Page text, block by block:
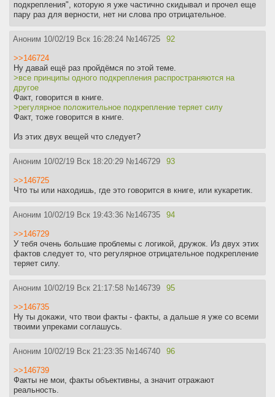
подкрепления", которую я уже частично скидывал и прочел еще
пару раз для верности, нет ни слова про отрицательное.
Аноним 10/02/19 Вск 16:28:24 №146725 92
>>146724
Ну давай ещё раз пройдёмся по этой теме.
>все принципы одного подкрепления распространяются на
другое
Факт, говорится в книге.
>регулярное положительное подкрепление теряет силу
Факт, тоже говорится в книге.
Из этих двух вещей что следует?
Аноним 10/02/19 Вск 18:20:29 №146729 93
>>146725
Что ты или находишь, где это говорится в книге, или кукаретик.
Аноним 10/02/19 Вск 19:43:36 №146735 94
>>146729
У тебя очень большие проблемы с логикой, дружок. Из двух этих
фактов следует то, что регулярное отрицательное подкрепление
теряет силу.
Аноним 10/02/19 Вск 21:17:58 №146739 95
>>146735
Ну ты докажи, что твои факты - факты, а дальше я уже со всеми
твоими упреками соглашусь.
Аноним 10/02/19 Вск 21:23:35 №146740 96
>>146739
Факты не мои, факты объективны, а значит отражают
реальность.